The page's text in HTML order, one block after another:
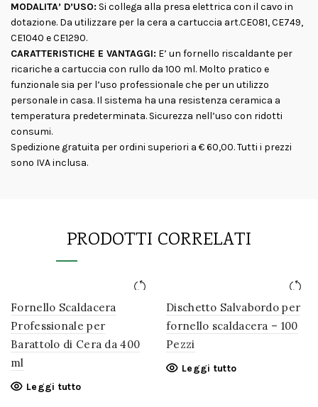
MODALITA’ D’USO: Si collega alla presa elettrica con il cavo in
dotazione. Da utilizzare per la cera a cartuccia art.CE081, CE749,
CE1040 e CE1290.
CARATTERISTICHE E VANTAGGI: E’ un fornello riscaldante per
ricariche a cartuccia con rullo da 100 ml. Molto pratico e
funzionale sia per l’uso professionale che per un utilizzo
personale in casa. Il sistema ha una resistenza ceramica a
temperatura predeterminata. Sicurezza nell’uso con ridotti
consumi.
Spedizione gratuita per ordini superiori a € 60,00. Tutti i prezzi
sono IVA inclusa.
PRODOTTI CORRELATI
Fornello Scaldacera
Professionale per
Barattolo di Cera da 400
ml
Leggi tutto
Dischetto Salvabordo per
fornello scaldacera – 100
Pezzi
Leggi tutto